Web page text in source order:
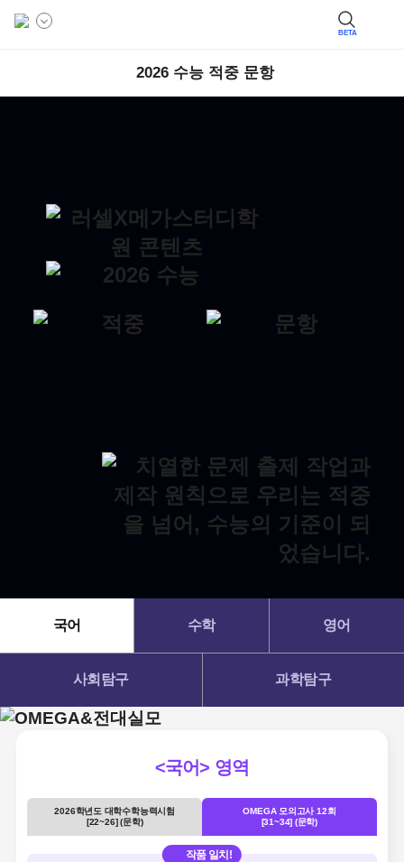
BETA
2026 수능 적중 문항
국어 수학 영어
사회탐구 과학탐구
<국어> 영역
2026학년도 대학수학능력시험
[22~26] (문학)
OMEGA 모의고사 12회
[31~34] (문학)
작품 일치!